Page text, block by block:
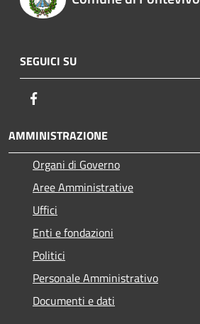
SEGUICI SU
AMMINISTRAZIONE
Organi di Governo
Aree Amministrative
Uffici
Enti e fondazioni
Politici
Personale Amministrativo
Documenti e dati